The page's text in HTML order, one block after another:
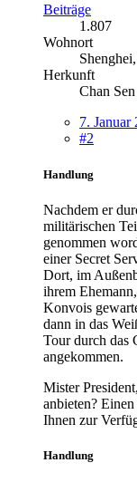
Beiträge
1.807
Wohnort
Herkunft
Chan Sen
7. Januar
#2
Handlung
Nachdem er
militärischen
genommen
einer Secret
Dort, im
ihrem
Konvois
dann in das
Tour durch das
angekommen.
Mister
anbieten?
Ihnen zur
Handlung